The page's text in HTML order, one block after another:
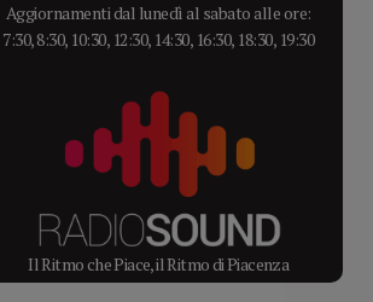
Aggiornamenti dal lunedì al sabato alle ore:
7:30, 8:30, 10:30, 12:30, 14:30, 16:30, 18:30, 19:30
Il Ritmo che Piace, il Ritmo di Piacenza